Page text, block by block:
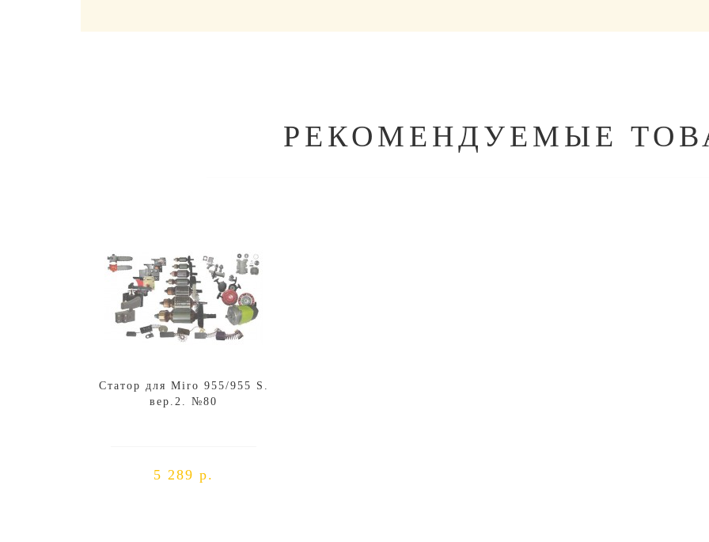
РЕКОМЕНДУЕМЫЕ
Статор для Miro 955/955 S.
вер.2. №80
5 289 р.